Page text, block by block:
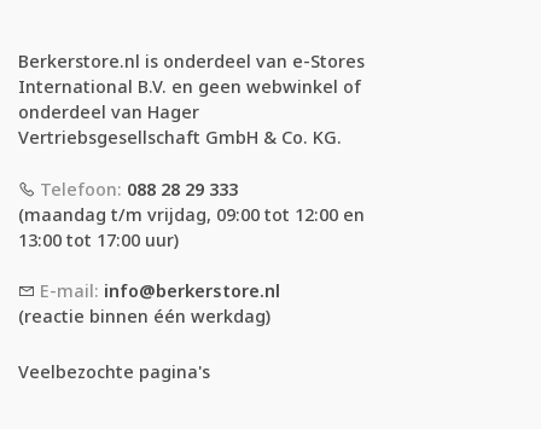
Berkerstore.nl is onderdeel van e-Stores
International B.V. en geen webwinkel of
onderdeel van Hager
Vertriebsgesellschaft GmbH & Co. KG.
Telefoon: 088 28 29 333
(maandag t/m vrijdag, 09:00 tot 12:00 en
13:00 tot 17:00 uur)
E-mail: info@berkerstore.nl
(reactie binnen één werkdag)
Veelbezochte pagina's